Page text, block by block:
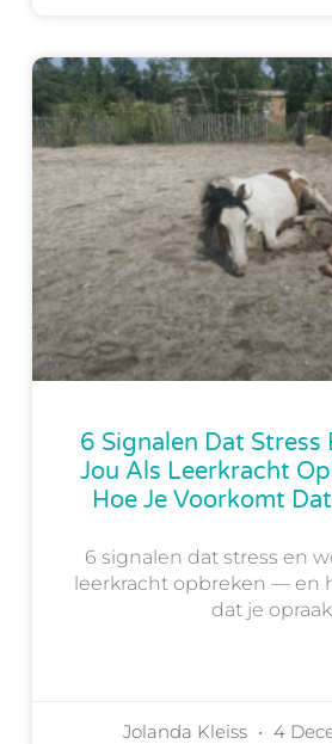
6 Signalen Dat Stress
Jou Als Leerkracht
Hoe Je Voorkomt
6 signalen dat stress en
leerkracht opbreken — en
dat je
Jolanda Kleiss 4